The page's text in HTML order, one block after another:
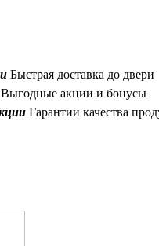
Быстрая доставка до двери
Выгодные акции и бонусы
Гарантии качества